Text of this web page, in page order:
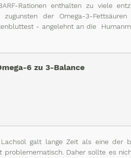
Rationen enthalten zu viele
der Omega-3-
- angelehnt an die
6 zu 3-Balance
Lachsöl galt lange Zeit als eine der
problemematisch. Daher sollte es